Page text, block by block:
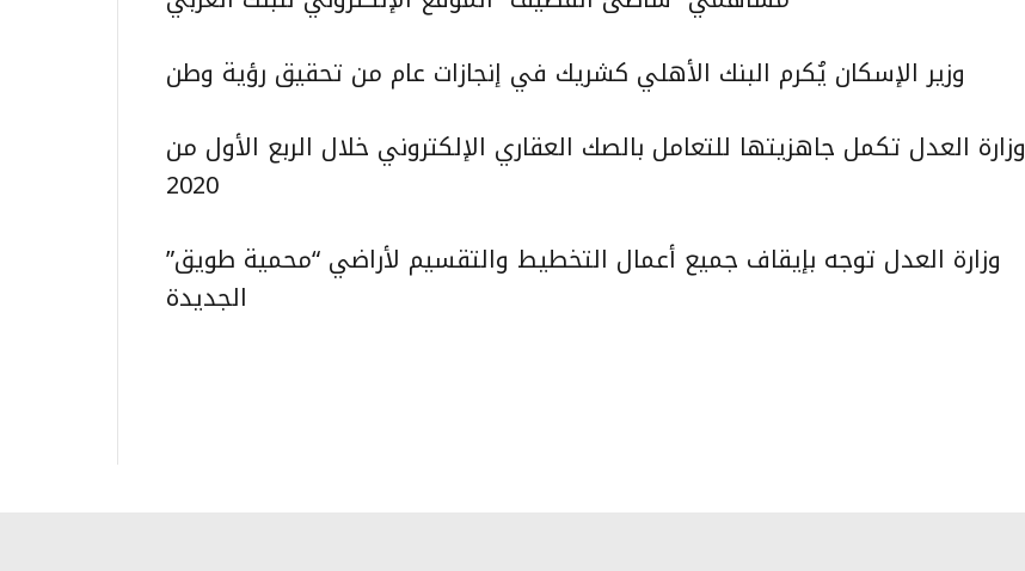
وزير الإسكان يُكرم البنك الأهلي كشريك في إنجازات عام من تحقيق رؤية وطن
وزارة العدل تكمل جاهزيتها للتعامل بالصك العقاري الإلكتروني خلال الربع الأول من
2020
وزارة العدل توجه بإيقاف جميع أعمال التخطيط والتقسيم لأراضي “محمية طويق”
الجديدة